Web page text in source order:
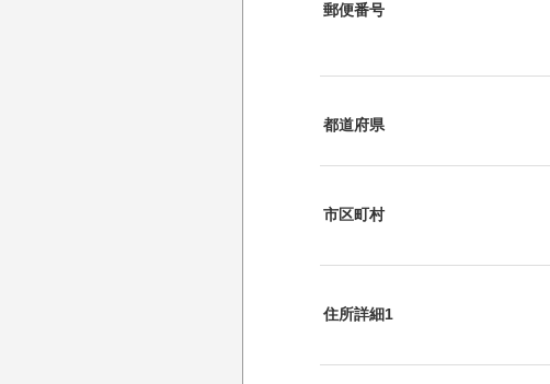
郵便番号
都道府県
市区町村
住所詳細1